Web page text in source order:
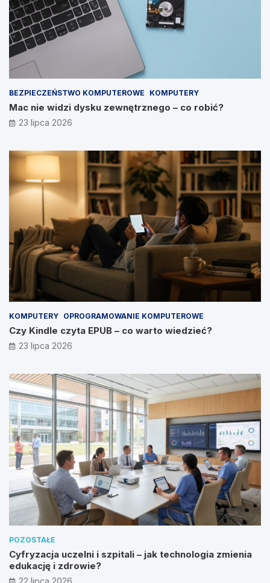
BEZPIECZEŃSTWO KOMPUTEROWE KOMPUTERY
Mac nie widzi dysku zewnętrznego – co robić?
23 lipca 2026
KOMPUTERY OPROGRAMOWANIE KOMPUTEROWE
Czy Kindle czyta EPUB – co warto wiedzieć?
23 lipca 2026
POZOSTAŁE
Cyfryzacja uczelni i szpitali – jak technologia zmienia
edukację i zdrowie?